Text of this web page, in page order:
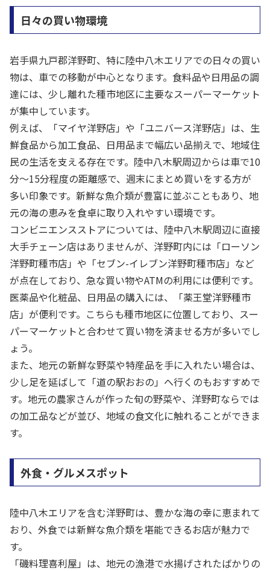
日々の買い物環境
岩手県九戸郡洋野町、特に陸中八木エリアでの日々の買い
物は、車での移動が中心となります。食料品や日用品の調
達には、少し離れた種市地区に主要なスーパーマーケット
が集中しています。
例えば、「マイヤ洋野店」や「ユニバース洋野店」は、生
鮮食品から加工食品、日用品まで幅広い品揃えで、地域住
民の生活を支える存在です。陸中八木駅周辺からは車で10
分〜15分程度の距離感で、週末にまとめ買いをする方が
多い印象です。新鮮な魚介類が豊富に並ぶこともあり、地
元の海の恵みを食卓に取り入れやすい環境です。
コンビニエンスストアについては、陸中八木駅周辺に直接
大手チェーン店はありませんが、洋野町内には「ローソン
洋野町種市店」や「セブン-イレブン洋野町種市店」など
が点在しており、急な買い物やATMの利用には便利です。
医薬品や化粧品、日用品の購入には、「薬王堂洋野種市
店」が便利です。こちらも種市地区に位置しており、スー
パーマーケットと合わせて買い物を済ませる方が多いでし
ょう。
また、地元の新鮮な野菜や特産品を手に入れたい場合は、
少し足を延ばして「道の駅おおの」へ行くのもおすすめで
す。地元の農家さんが作った旬の野菜や、洋野町ならでは
の加工品などが並び、地域の食文化に触れることができま
す。
外食・グルメスポット
陸中八木エリアを含む洋野町は、豊かな海の幸に恵まれて
おり、外食では新鮮な魚介類を堪能できるお店が魅力で
す。
「磯料理喜利屋」は、地元の漁港で水揚げされたばかりの